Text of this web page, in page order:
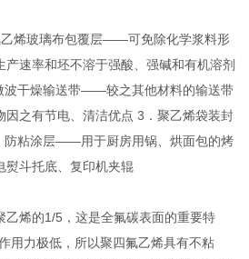
乙烯玻璃布包覆层——可免除化学浆料形
产速率和坯不溶于强酸、强碱和有机溶剂
波干燥输送带——较之其他材料的输送带
因之有节电、清洁优点 3．聚乙烯袋装封
防粘涂层——用于厨房用锅、烘面包的烤
熨斗托底、复印机夹辊
乙烯的1/5，这是全氟碳表面的重要特
用力极低，所以聚四氟乙烯具有不粘